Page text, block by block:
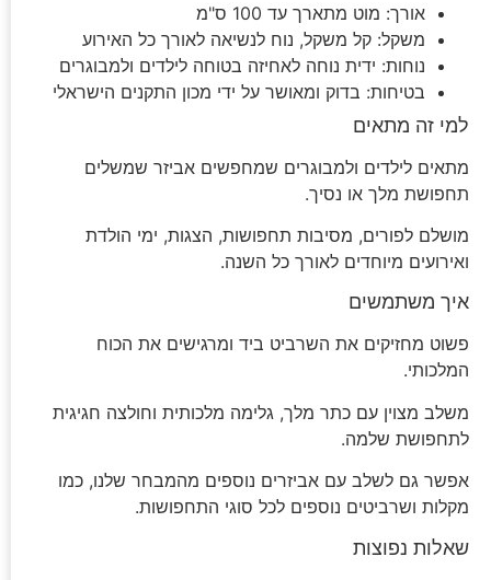
אורך: מוט מתארך עד 100 ס"מ
משקל: קל משקל, נוח לנשיאה לאורך כל האירוע
נוחות: ידית נוחה לאחיזה בטוחה לילדים ולמבוגרים
בטיחות: בדוק ומאושר על ידי מכון התקנים הישראלי
למי זה מתאים
מתאים לילדים ולמבוגרים שמחפשים אביזר שמשלים
תחפושת מלך או נסיך.
מושלם לפורים, מסיבות תחפושות, הצגות, ימי הולדת
ואירועים מיוחדים לאורך כל השנה.
איך משתמשים
פשוט מחזיקים את השרביט ביד ומרגישים את הכוח
המלכותי.
משלב מצוין עם כתר מלך, גלימה מלכותית וחולצה חגיגית
לתחפושת שלמה.
אפשר גם לשלב עם אביזרים נוספים מהמבחר שלנו, כמו
מקלות ושרביטים נוספים לכל סוגי התחפושות.
שאלות נפוצות